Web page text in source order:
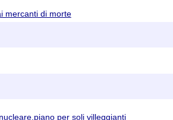
mercanti di morte
per soli villeggianti